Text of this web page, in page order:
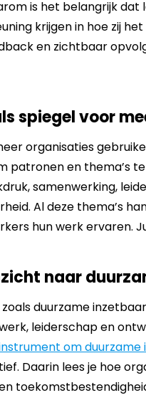
is het belangrijk
krijgen in hoe zij
en zichtbaar
spiegel voor
organisaties
patronen en thema’s
samenwerking,
Al deze thema’s
hun werk ervaren.
naar
zoals duurzame
leiderschap en
om
Daarin lees je hoe